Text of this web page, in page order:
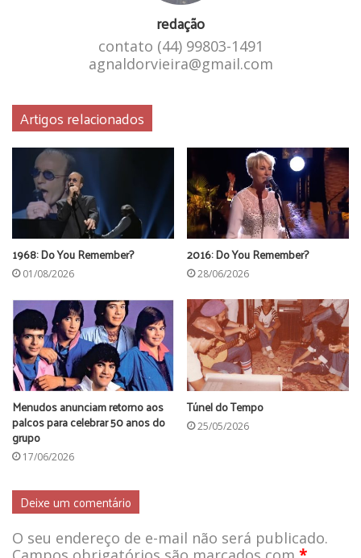
sucessos dos anos 90, com “The Rhythm of the Night”. Mas
poucos sabem que a vocalista, Olga Maria de Souza, era
brasileira radicada na Itália. Olga mudou-se para a Europa e
fez um sucesso estrondoso em 1994 com o hit das pistas
de dança. Depois de 20 anos morando por lá, Olga voltou
para o Brasil, onde está gravando músicas novas do Corona.
redação
contato (44) 99803-1491
agnaldorvieira@gmail.com
Artigos relacionados
1968: Do You Remember?
01/08/2026
2016: Do You Remember?
28/06/2026
Menudos anunciam retorno aos
palcos para celebrar 50 anos do
grupo
17/06/2026
Túnel do Tempo
25/05/2026
Deixe um comentário
O seu endereço de e-mail não será publicado.